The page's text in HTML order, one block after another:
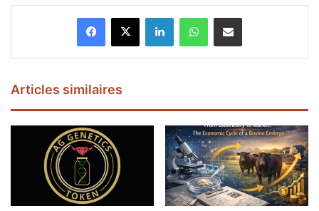
Facebook
X LinkedinWhatsAppPartager par email
Articles similaires